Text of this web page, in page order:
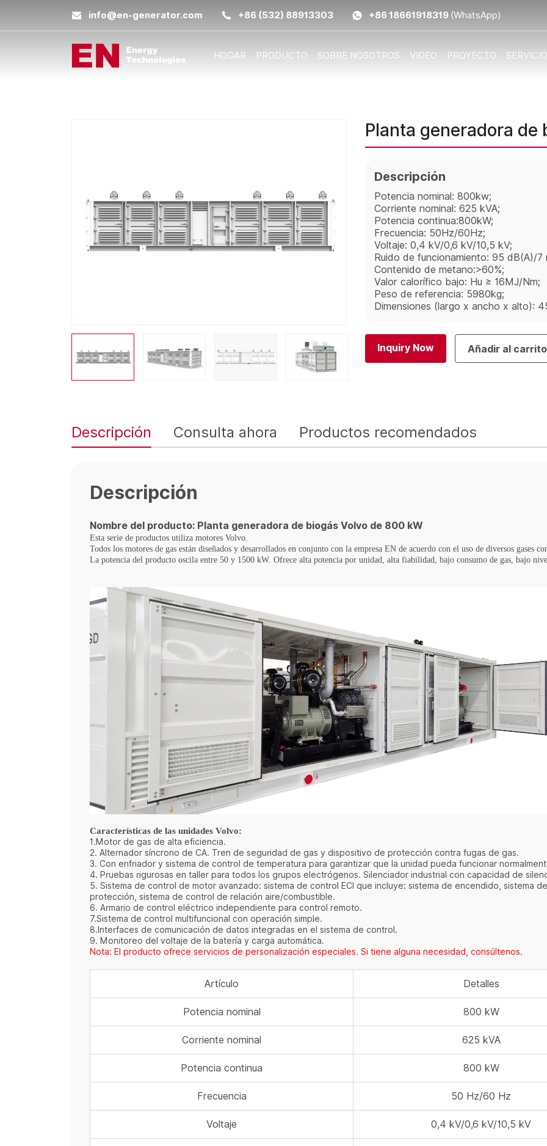
info@en-generator.com +86 (532) 88913303 +86 18661918319(WhatsApp)
HOGAR PRODUCTO SOBRE NOSOTROS VIDEO PROYECTO SERVICIO
Planta generadora
Descripción
Potencia nominal: 800kw;
Corriente nominal: 625 kVA;
Potencia continua:800kW;
Frecuencia: 50Hz/60Hz;
Voltaje: 0,4 kV/0,6 kV/10,5 kV;
Ruido de funcionamiento: 95 dB(A)/7
Contenido de metano:>60%;
Valor calorífico bajo: Hu ≥ 16MJ/Nm;
Peso de referencia: 5980kg;
Dimensiones (largo x ancho x alto):
Inquiry Now Añadir al
Descripción Consulta ahora Productos recomendados
Descripción
Nombre del producto: Planta generadora de biogás Volvo de 800 kW
Esta serie de productos utiliza motores Volvo.
Todos los motores de gas están diseñados y desarrollados en conjunto con la empresa EN de acuerdo con el uso de diversos gases
La potencia del producto oscila entre 50 y 1500 kW. Ofrece alta potencia por unidad, alta fiabilidad, bajo consumo de gas, bajo
Características de las unidades Volvo:
1.Motor de gas de alta eficiencia.
2. Alternador síncrono de CA. Tren de seguridad de gas y dispositivo de protección contra fugas de gas.
3. Con enfriador y sistema de control de temperatura para garantizar que la unidad pueda funcionar
4. Pruebas rigurosas en taller para todos los grupos electrógenos. Silenciador industrial con capacidad de
5. Sistema de control de motor avanzado: sistema de control ECI que incluye: sistema de encendido, sistema
protección, sistema de control de relación aire/combustible.
6. Armario de control eléctrico independiente para control remoto.
7.Sistema de control multifuncional con operación simple.
8.Interfaces de comunicación de datos integradas en el sistema de control.
9. Monitoreo del voltaje de la batería y carga automática.
Nota: El producto ofrece servicios de personalización especiales. Si tiene alguna necesidad, consúltenos.
Artículo
Detalles
Potencia nominal
800 kW
Corriente nominal
625 kVA
Potencia continua
800 kW
Frecuencia
50 Hz/60 Hz
Voltaje
0,4 kV/0,6 kV/10,5 kV